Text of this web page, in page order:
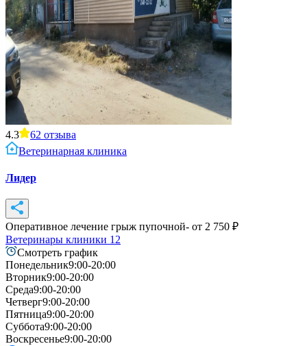
4.3 62 отзыва
Ветеринарная клиника
Лидер
Оперативное лечение грыж пупочной- от 2 750 ₽
Ветеринары клиники 12
Смотреть график
Понедельник9:00-20:00
Вторник9:00-20:00
Среда9:00-20:00
Четверг9:00-20:00
Пятница9:00-20:00
Суббота9:00-20:00
Воскресенье9:00-20:00